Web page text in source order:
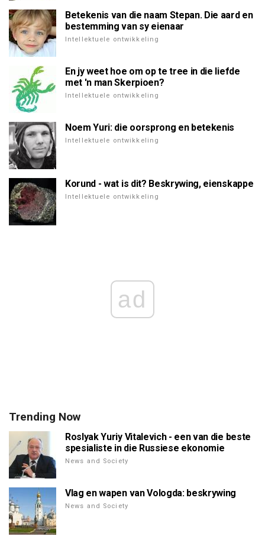
Betekenis van die naam Stepan. Die aard en
bestemming van sy eienaar
Intellektuele ontwikkeling
En jy weet hoe om op te tree in die liefde
met 'n man Skerpioen?
Intellektuele ontwikkeling
Noem Yuri: die oorsprong en betekenis
Intellektuele ontwikkeling
Korund - wat is dit? Beskrywing, eienskappe
Intellektuele ontwikkeling
ad
Trending Now
Roslyak Yuriy Vitalevich - een van die beste
spesialiste in die Russiese ekonomie
News and Society
Vlag en wapen van Vologda: beskrywing
News and Society